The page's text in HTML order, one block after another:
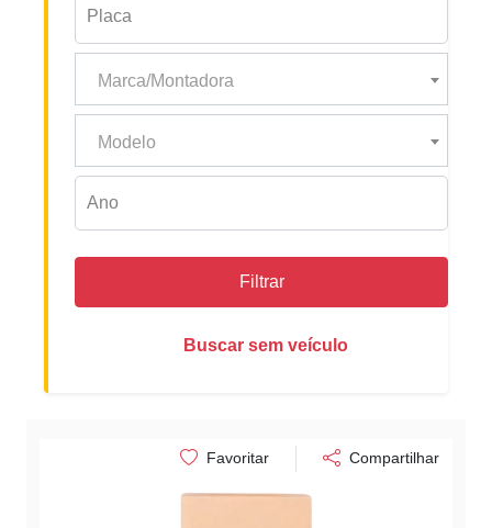
Marca/Montadora
Modelo
Filtrar
Buscar sem veículo
Favoritar Compartilhar